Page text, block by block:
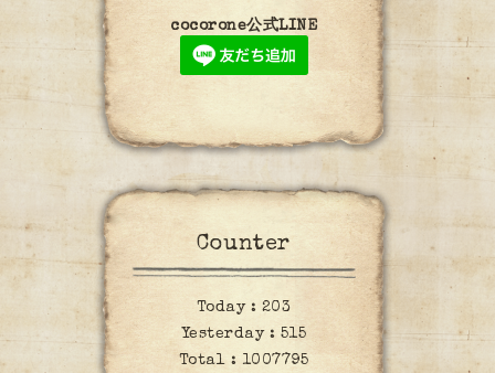
cocorone公式LINE
Counter
Today : 203
Yesterday : 515
Total : 1007795